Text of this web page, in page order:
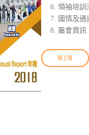
領袖培訓
國情及通
屬會資訊
線上看